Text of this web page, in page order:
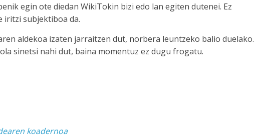
egin ote diedan WikiTokin bizi edo lan egiten dutenei. Ez
iritzi subjektiboa da.
aldekoa izaten jarraitzen dut, norbera leuntzeko balio duelako.
sinetsi nahi dut, baina momentuz ez dugu frogatu.
koadernoa